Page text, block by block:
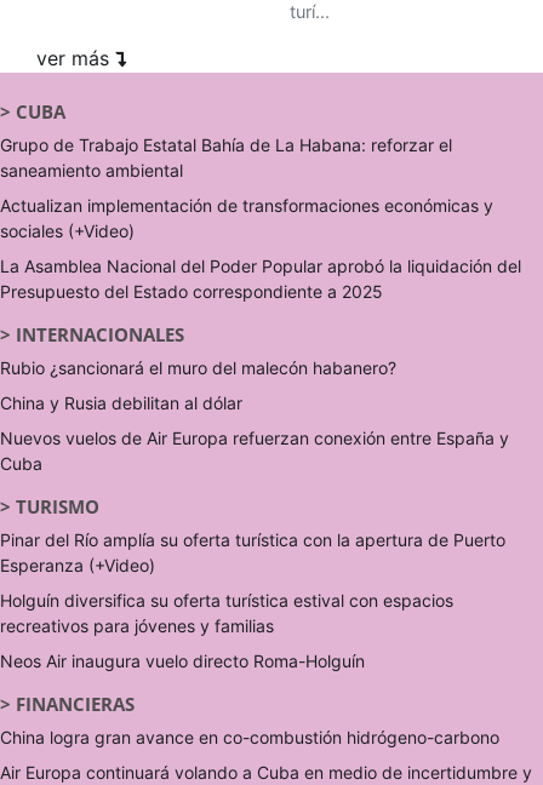
turí...
ver más
> CUBA
Grupo de Trabajo Estatal Bahía de La Habana: reforzar el
saneamiento ambiental
Actualizan implementación de transformaciones económicas y
sociales (+Video)
La Asamblea Nacional del Poder Popular aprobó la liquidación del
Presupuesto del Estado correspondiente a 2025
> INTERNACIONALES
Rubio ¿sancionará el muro del malecón habanero?
China y Rusia debilitan al dólar
Nuevos vuelos de Air Europa refuerzan conexión entre España y
Cuba
> TURISMO
Pinar del Río amplía su oferta turística con la apertura de Puerto
Esperanza (+Video)
Holguín diversifica su oferta turística estival con espacios
recreativos para jóvenes y familias
Neos Air inaugura vuelo directo Roma-Holguín
> FINANCIERAS
China logra gran avance en co-combustión hidrógeno-carbono
Air Europa continuará volando a Cuba en medio de incertidumbre y